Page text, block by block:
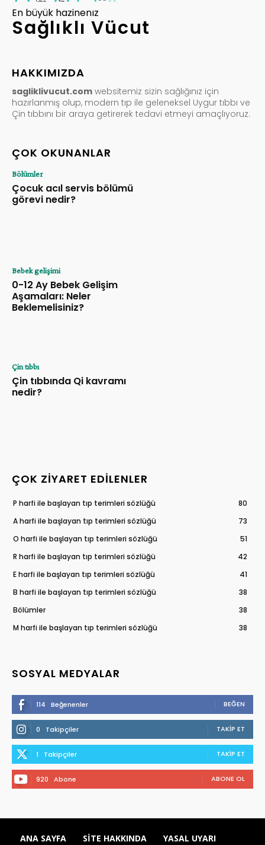
En büyük hazinenız
Sağlıklı Vücut
HAKKIMIZDA
sagliklivucut.com websitemiz sizin sağlığınız için
hazırlanmış olup, modern tıp ile geleneksel Uygur tıbbı ve
Çin tıbbını bir araya getirerek tedavi etmeyi amaçlıyoruz.
ÇOK OKUNANLAR
Bölümler
Çocuk acıl servis bölümü
görevi nedir?
Bebek gelişimi
0-12 Ay Bebek Gelişim
Aşamaları: Neler
Beklemelisiniz?
Çin tıbbı
Çin tıbbında Qi kavramı
nedir?
ÇOK ZIYARET EDILENLER
P harfi ile başlayan tıp terimleri sözlüğü
80
A harfi ile başlayan tıp terimleri sözlüğü
73
O harfi ile başlayan tıp terimleri sözlüğü
51
R harfi ile başlayan tıp terimleri sözlüğü
42
E harfi ile başlayan tıp terimleri sözlüğü
41
B harfi ile başlayan tıp terimleri sözlüğü
38
Bölümler
38
M harfi ile başlayan tıp terimleri sözlüğü
38
SOSYAL MEDYALAR
114 Beğenenler BEĞEN
0 Takipçiler TAKIP ET
1 Takipçiler TAKIP ET
920 Abone ABONE OL
ANA SAYFA SITE HAKKINDA YASAL UYARI